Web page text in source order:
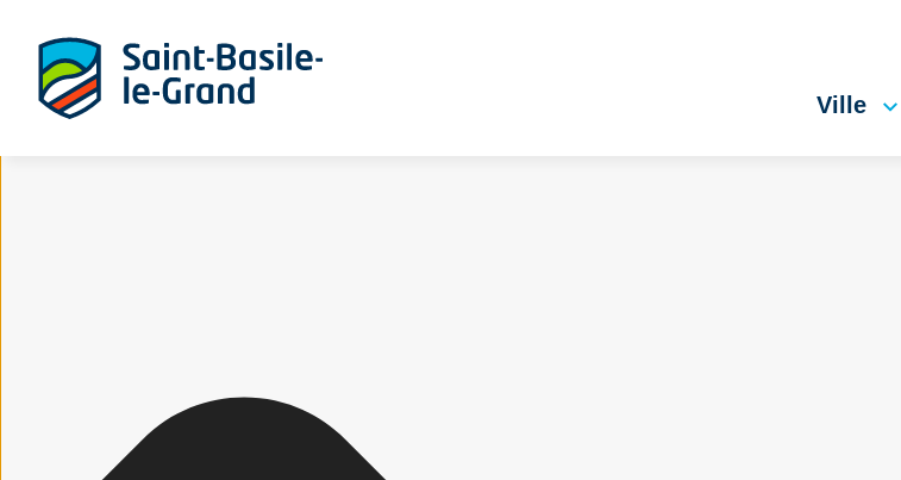
Ville